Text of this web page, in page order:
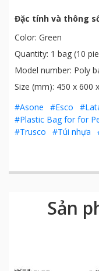
Đặc tính và thông
Color: Green
Quantity: 1 bag (10
Model number: Poly
Size (mm): 450 x 600
#Asone
#Esco
#Plastic Bag for for
#Trusco
#Túi nhựa
Sản